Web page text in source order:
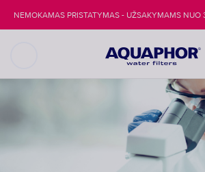
NEMOKAMAS PRISTATYMAS - UŽSAKYMAMS NUO